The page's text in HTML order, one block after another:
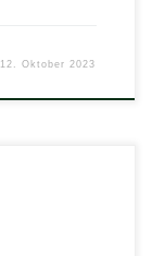
12. Oktober 2023